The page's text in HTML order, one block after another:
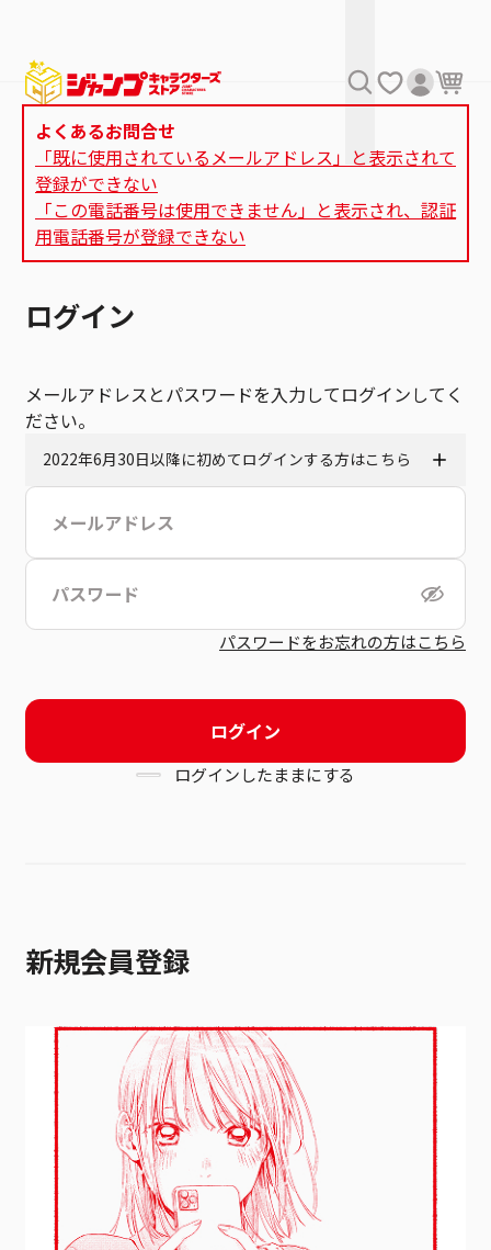
よくあるお問合せ
「既に使用されているメールアドレス」と表示されて
登録ができない
「この電話番号は使用できません」と表示され、認証
用電話番号が登録できない
ログイン
メールアドレスとパスワードを入力してログインしてく
ださい。
2022年6月30日以降に初めてログインする方はこちら
こちら
パスワードをお忘れの方はこちら
ログイン
ログインしたままにする
新規会員登録